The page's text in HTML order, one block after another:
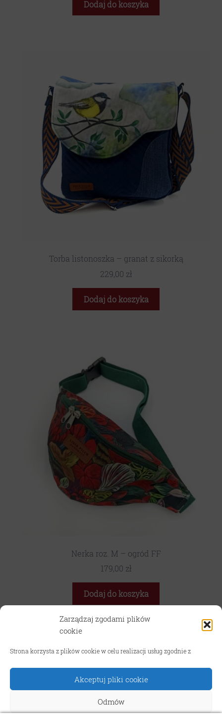
Zarządzaj zgodami plików
cookie
Strona korzysta z plików cookie w celu realizacji usług zgodnie z
Akceptuj pliki cookie
Odmów
TRYB WAKACYJNY! W związku z wyjazdami oraz sezonem
urlopowym realizacja zamówień w sklepie internetowym jest
wysłużona nawet do 10 dni roboczych. Za utrudnienia
przepraszamy!
Dodaj do koszyka
Torba listonoszka – granat z sikorką
229,00 zł
Dodaj do koszyka
Nerka roz. M – ogród FF
179,00 zł
Dodaj do koszyka
1 5
© podarunek.art 2026